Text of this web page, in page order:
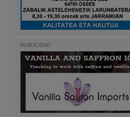
PUBLICIDAD